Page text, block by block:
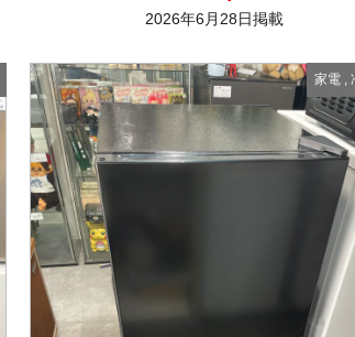
2026年6月28日掲載
家電,